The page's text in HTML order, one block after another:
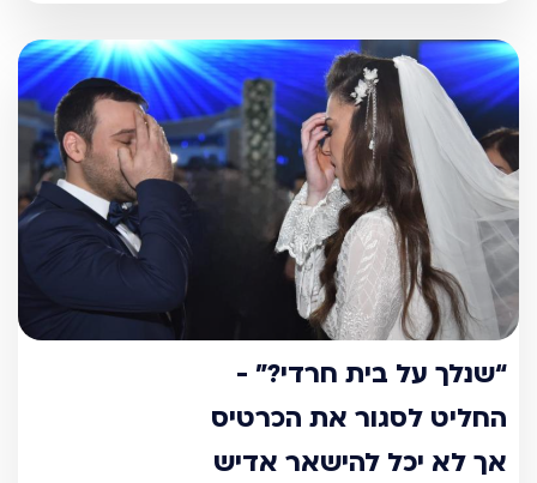
“שנלך על בית חרדי?” -
החליט לסגור את הכרטיס
אך לא יכל להישאר אדיש